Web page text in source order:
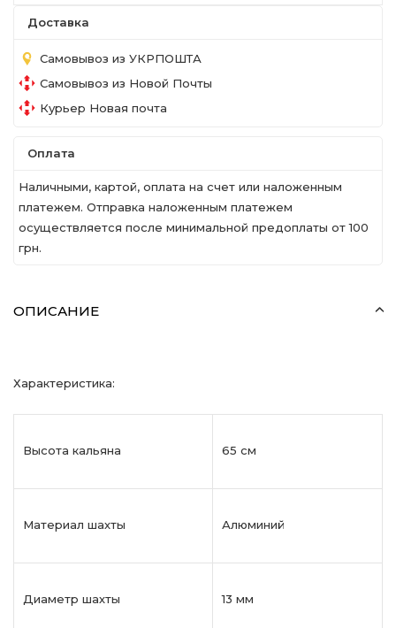
Доставка
Самовывоз из УКРПОШТА
Самовывоз из Новой Почты
Курьер Новая почта
Оплата
Наличными, картой, оплата на счет или наложенным
платежем. Отправка наложенным платежем
осуществляется после минимальной предоплаты от 100
грн.
ОПИСАНИЕ
Характеристика:
Высота кальяна 65 см
Материал шахты Алюминий
Диаметр шахты 13 мм